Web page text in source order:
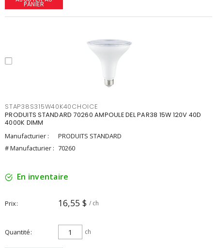
PANIER
STAP38S315W40K40CHOICE
PRODUITS STANDARD 70260 AMPOULE DEL PAR38 15W 120V 40D
4000K DIMM
Manufacturier :
PRODUITS STANDARD
# Manufacturier : 70260
En inventaire
Prix 16,55 $ / ch
Quantité ch